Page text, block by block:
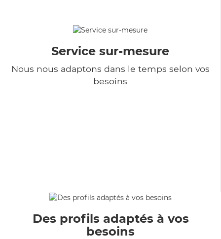
Service sur-mesure
Nous nous adaptons dans le temps selon vos
besoins
Des profils adaptés à vos
besoins